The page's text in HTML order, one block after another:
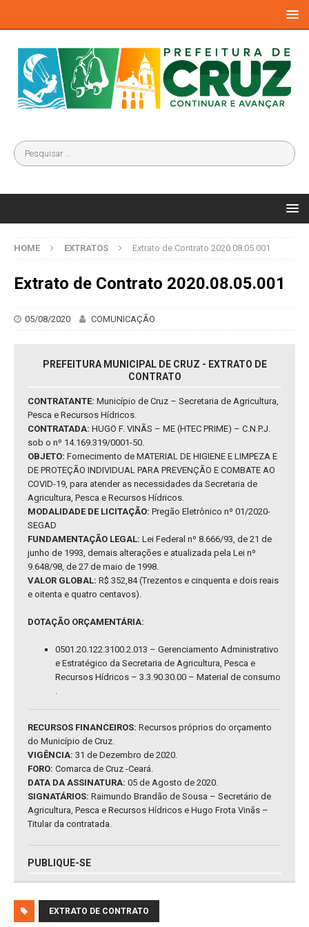
HOME EXTRATOS Extrato de Contrato 2020.08.05.001
Extrato de Contrato 2020.08.05.001
05/08/2020 COMUNICAÇÃO
PREFEITURA MUNICIPAL DE CRUZ - EXTRATO DE
CONTRATO
CONTRATANTE: Município de Cruz – Secretaria de Agricultura,
Pesca e Recursos Hídricos.
CONTRATADA: HUGO F. VINÃS – ME (HTEC PRIME) – C.N.P.J.
sob o nº 14.169.319/0001-50.
OBJETO: Fornecimento de MATERIAL DE HIGIENE E LIMPEZA E
DE PROTEÇÃO INDIVIDUAL PARA PREVENÇÃO E COMBATE AO
COVID-19, para atender as necessidades da Secretaria de
Agricultura, Pesca e Recursos Hídricos.
MODALIDADE DE LICITAÇÃO: Pregão Eletrônico nº 01/2020-
SEGAD
FUNDAMENTAÇÃO LEGAL: Lei Federal nº 8.666/93, de 21 de
junho de 1993, demais alterações e atualizada pela Lei nº
9.648/98, de 27 de maio de 1998.
VALOR GLOBAL: R$ 352,84 (Trezentos e cinquenta e dois reais
e oitenta e quatro centavos).
DOTAÇÃO ORÇAMENTÁRIA:
0501.20.122.3100.2.013 – Gerenciamento Administrativo
e Estratégico da Secretaria de Agricultura, Pesca e
Recursos Hídricos – 3.3.90.30.00 – Material de consumo
.
RECURSOS FINANCEIROS: Recursos próprios do orçamento
do Município de Cruz.
VIGÊNCIA: 31 de Dezembro de 2020.
FORO: Comarca de Cruz -Ceará.
DATA DA ASSINATURA: 05 de Agosto de 2020.
SIGNATÁRIOS: Raimundo Brandão de Sousa – Secretário de
Agricultura, Pesca e Recursos Hídricos e Hugo Frota Vinãs –
Titular da contratada.
PUBLIQUE-SE
EXTRATO DE CONTRATO